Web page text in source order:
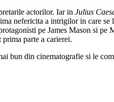
actorilor. Iar in Julius
nefericita a intrigilor in care
pe James Mason si
prima parte a carierei.
bun din cinematografie si le